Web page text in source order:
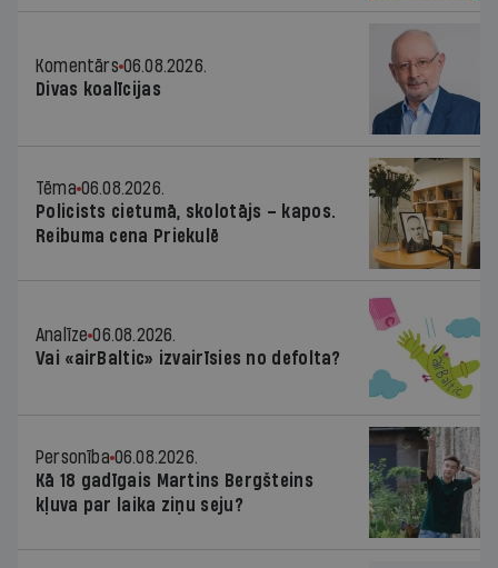
Komentārs 06.08.2026.
Divas koalīcijas
Tēma 06.08.2026.
Policists cietumā, skolotājs – kapos.
Reibuma cena Priekulē
Analīze 06.08.2026.
Vai «airBaltic» izvairīsies no defolta?
Personība 06.08.2026.
Kā 18 gadīgais Martins Bergšteins
kļuva par laika ziņu seju?